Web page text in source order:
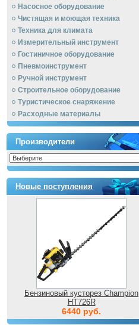
Насосное оборудование
Чистящая и моющая техника
Техника для климата
Измерительный инструмент
Гостиничное оборудование
Пневмоинструмент
Ручной инcтрумент
Строительное оборудование
Туристическое снаряжение
Расходные материалы
Производители
Новые поступления
Бензиновый кусторез Champion
HT726R
6440 руб.